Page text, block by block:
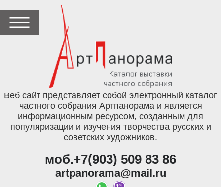
Веб сайт представляет собой электронный каталог
частного собрания Артпанорама и является
информационным ресурсом, созданным для
популяризации и изучения творчества русских и
советских художников.
моб.+7(903) 509 83 86
artpanorama@mail.ru